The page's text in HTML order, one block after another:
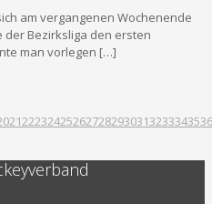
am vergangenen Wochenende
der Bezirksliga den ersten
man vorlegen […]
21222324252627282930313233343536